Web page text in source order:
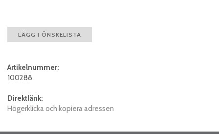
LÄGG I ÖNSKELISTA
Artikelnummer:
100288
Direktlänk:
Högerklicka och kopiera adressen